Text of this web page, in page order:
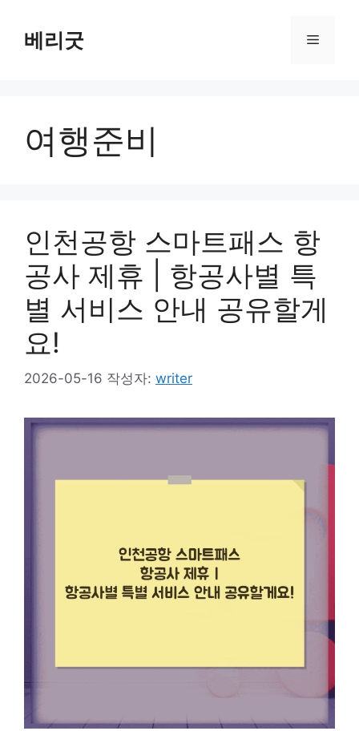
베리굿 메
여행준비
인천공항 스마트패스 항
공사 제휴 | 항공사별 특
별 서비스 안내 공유할게
요!
2026-05-16 작성자: writer